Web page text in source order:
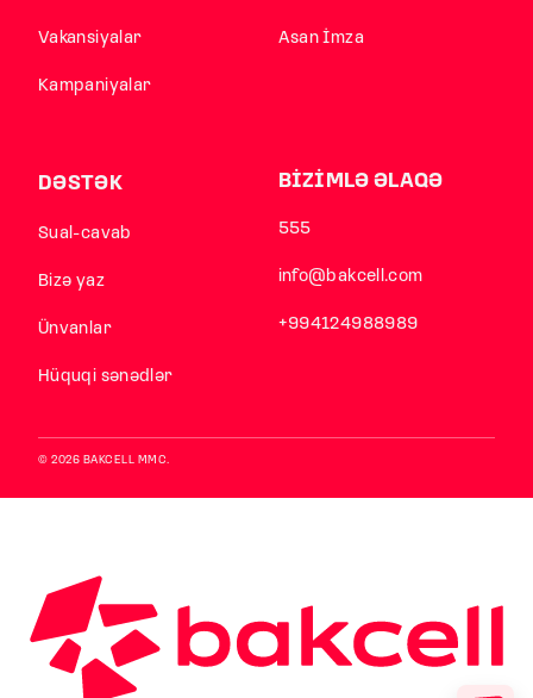
Vakansiyalar
Kampaniyalar
Asan İmza
DƏSTƏK
Sual-cavab
Bizə yaz
Ünvanlar
Hüquqi sənədlər
BİZİMLƏ ƏLAQƏ
555
info@bakcell.com
+994124988989
© 2026 BAKCELL MMC.